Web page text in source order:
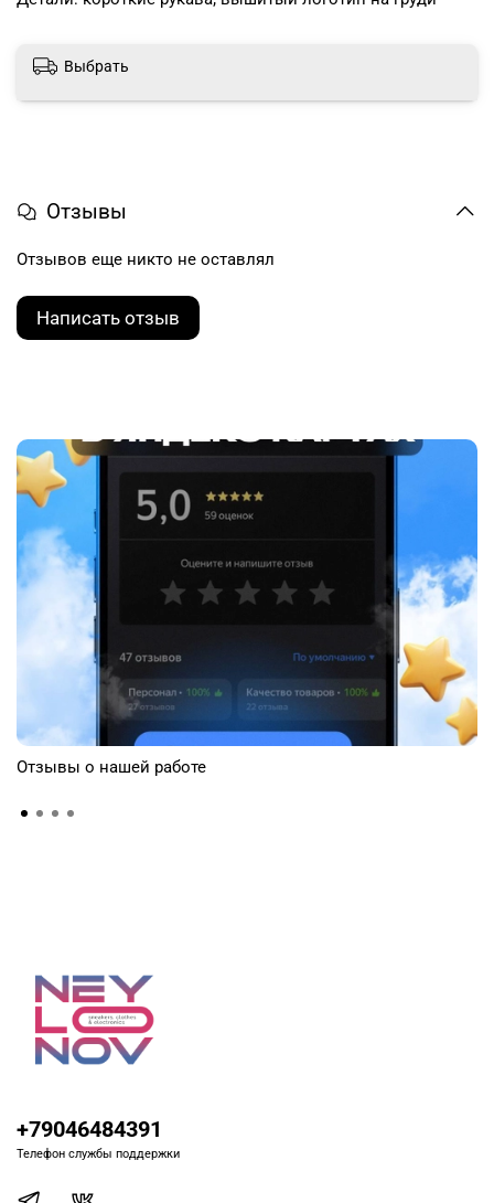
Выбрать
Отзывы
Отзывов еще никто не оставлял
Написать отзыв
Отзывы о нашей работе
+79046484391
Телефон службы поддержки